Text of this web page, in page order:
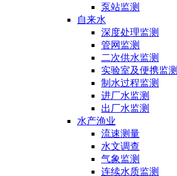
泵站监测
自来水
深度处理监测
管网监测
二次供水监测
实验室及便携监测
制水过程监测
进厂水监测
出厂水监测
水产渔业
流速测量
水文调查
气象监测
连续水质监测